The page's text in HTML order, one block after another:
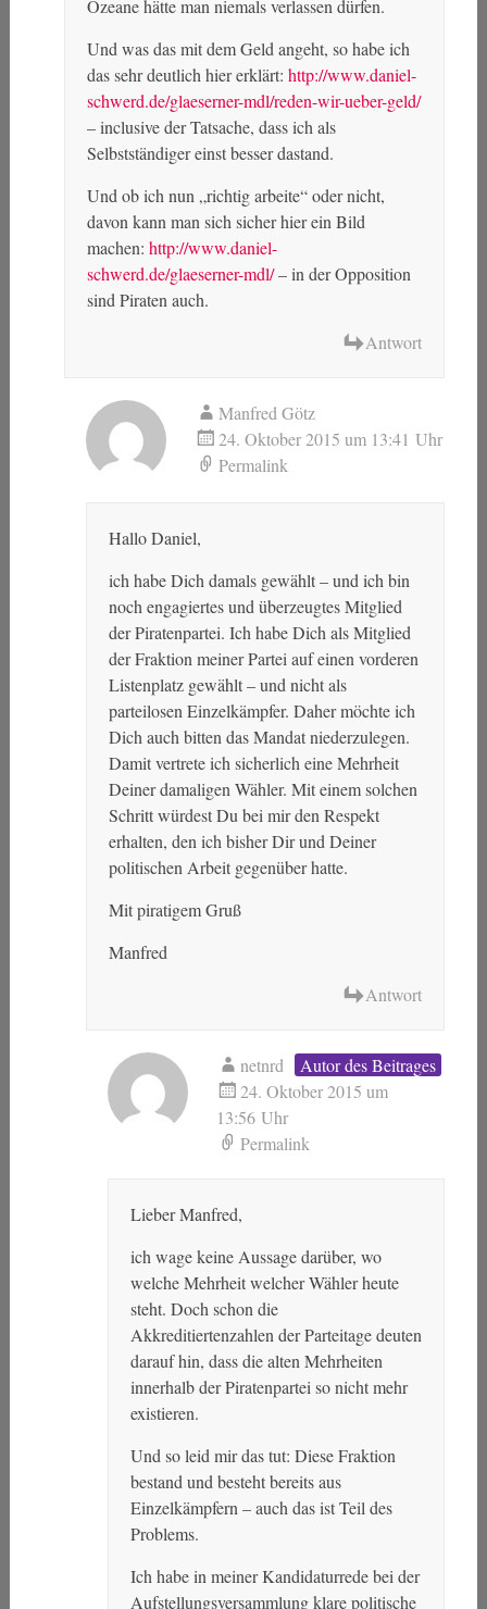
Ozeane hätte man niemals verlassen dürfen.
Und was das mit dem Geld angeht, so habe ich
das sehr deutlich hier erklärt: http://www.daniel-
schwerd.de/glaeserner-mdl/reden-wir-ueber-geld/
– inclusive der Tatsache, dass ich als
Selbstständiger einst besser dastand.
Und ob ich nun „richtig arbeite“ oder nicht,
davon kann man sich sicher hier ein Bild
machen: http://www.daniel-
schwerd.de/glaeserner-mdl/– in der Opposition
sind Piraten auch.
Antwort
Manfred Götz
24. Oktober 2015 um 13:41 Uhr
Permalink
Hallo Daniel,
ich habe Dich damals gewählt – und ich bin
noch engagiertes und überzeugtes Mitglied
der Piratenpartei. Ich habe Dich als Mitglied
der Fraktion meiner Partei auf einen vorderen
Listenplatz gewählt – und nicht als
parteilosen Einzelkämpfer. Daher möchte ich
Dich auch bitten das Mandat niederzulegen.
Damit vertrete ich sicherlich eine Mehrheit
Deiner damaligen Wähler. Mit einem solchen
Schritt würdest Du bei mir den Respekt
erhalten, den ich bisher Dir und Deiner
politischen Arbeit gegenüber hatte.
Mit piratigem Gruß
Manfred
Antwort
netnrd
Autor des Beitrages
24. Oktober 2015 um
13:56 Uhr
Permalink
Lieber Manfred,
ich wage keine Aussage darüber, wo
welche Mehrheit welcher Wähler heute
steht. Doch schon die
Akkreditiertenzahlen der Parteitage deuten
darauf hin, dass die alten Mehrheiten
innerhalb der Piratenpartei so nicht mehr
existieren.
Und so leid mir das tut: Diese Fraktion
bestand und besteht bereits aus
Einzelkämpfern – auch das ist Teil des
Problems.
Ich habe in meiner Kandidaturrede bei der
Aufstellungsversammlung klare politische